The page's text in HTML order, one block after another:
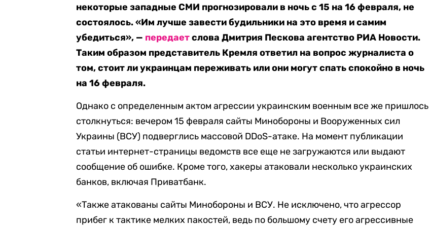
некоторые западные СМИ прогнозировали в ночь с 15 на 16 февраля, не
состоялось. «Им лучше завести будильники на это время и самим
убедиться», — передаетслова Дмитрия Пескова агентство РИА Новости.
Таким образом представитель Кремля ответил на вопрос журналиста о
том, стоит ли украинцам переживать или они могут спать спокойно в ночь
на 16 февраля.
Однако с определенным актом агрессии украинским военным все же пришлось
столкнуться: вечером 15 февраля сайты Минобороны и Вооруженных сил
Украины (ВСУ) подверглись массовой DDoS-атаке. На момент публикации
статьи интернет-страницы ведомств все еще не загружаются или выдают
сообщение об ошибке. Кроме того, хакеры атаковали несколько украинских
банков, включая Приватбанк.
«Также атакованы сайты Минобороны и ВСУ. Не исключено, что агрессор
прибег к тактике мелких пакостей, ведь по большому счету его агрессивные